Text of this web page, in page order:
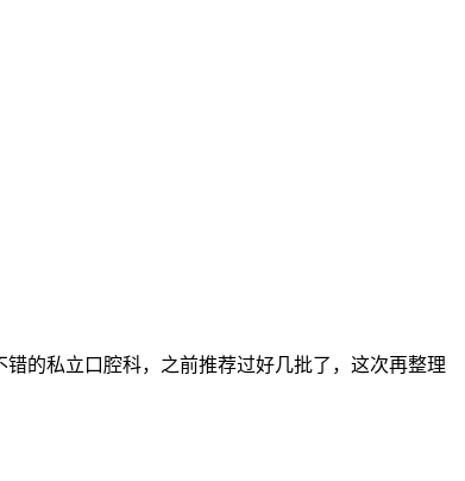
的私立口腔科，之前推荐过好几批了，这次再整理